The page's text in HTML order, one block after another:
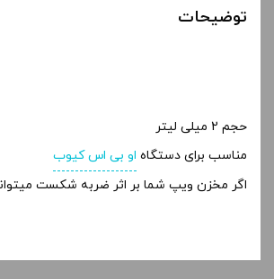
توضیحات
حجم 2 میلی لیتر
مناسب برای دستگاه او بی اس کیوب
اگر مخزن ویپ شما بر اثر ضربه شکست